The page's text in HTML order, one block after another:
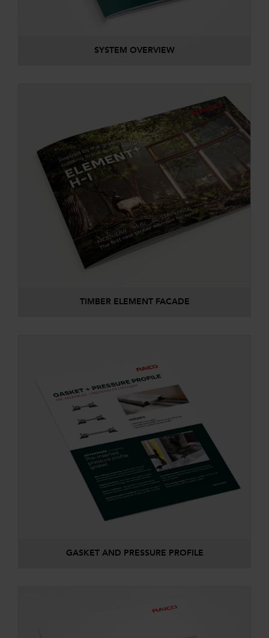
SYSTEM OVERVIEW
TIMBER ELEMENT FACADE
GASKET AND PRESSURE PROFILE